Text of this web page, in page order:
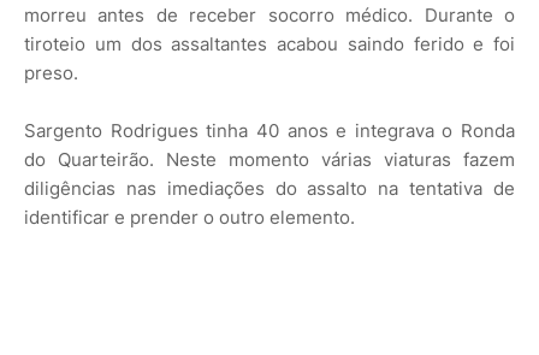
morreu antes de receber socorro médico. Durante o
tiroteio um dos assaltantes acabou saindo ferido e foi
preso.
Sargento Rodrigues tinha 40 anos e integrava o Ronda
do Quarteirão. Neste momento várias viaturas fazem
diligências nas imediações do assalto na tentativa de
identificar e prender o outro elemento.